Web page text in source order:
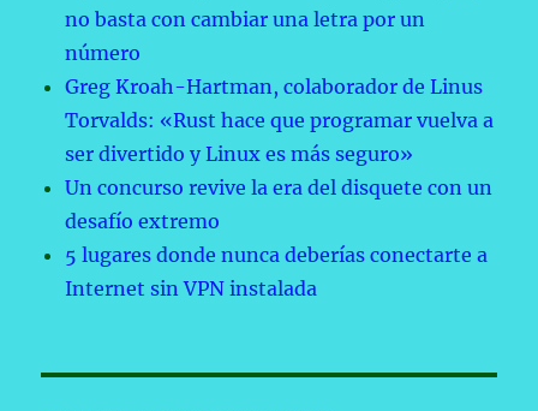
no basta con cambiar una letra por un
número
Greg Kroah-Hartman, colaborador de Linus
Torvalds: «Rust hace que programar vuelva a
ser divertido y Linux es más seguro»
Un concurso revive la era del disquete con un
desafío extremo
5 lugares donde nunca deberías conectarte a
Internet sin VPN instalada